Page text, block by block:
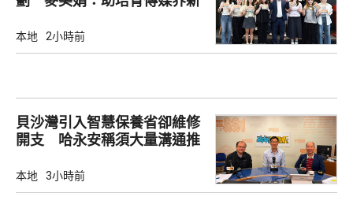
本地 2小時前
貝沙灣引入智慧保養省卻維修
開支 哈永安稱須大量溝通推
本地 3小時前